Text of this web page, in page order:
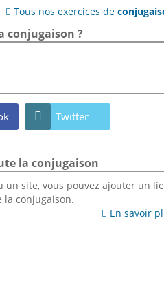
 Tous nos exercices de
conjugaison ?
 Twitter
la conjugaison
un site, vous pouvez ajouter un
la conjugaison.
 En savoir